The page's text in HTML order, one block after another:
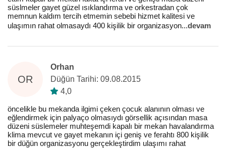
süslmeler gayet güzel ısıklandırma ve orkestradan çok
memnun kaldım tercih etmemin sebebi hizmet kalitesi ve
ulaşımın rahat olmasaydı 400 kişilik bir organizasyon...devam
OR
Orhan
Düğün Tarihi: 09.08.2015
4,0
öncelikle bu mekanda ilgimi çeken çocuk alanının olması ve
eğlendirmek için palyaço olmasıydı görsellik açısından masa
düzeni süslemeler muhteşemdi kapalı bir mekan havalandırma
klima mevcut ve gayet mekanın içi geniş ve ferahtı 800 kişilik
bir düğün organizasyonu gerçekleştirdim ulaşımı rahat